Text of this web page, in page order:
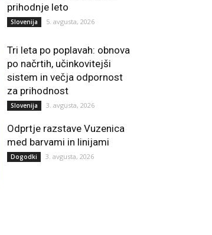
prihodnje leto
Slovenija 5. avgusta, 2026
Tri leta po poplavah: obnova
po načrtih, učinkovitejši
sistem in večja odpornost
za prihodnost
Slovenija 3. avgusta, 2026
Odprtje razstave Vuzenica
med barvami in linijami
Dogodki 3. avgusta, 2026